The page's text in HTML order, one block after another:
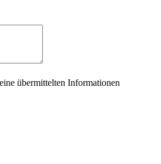
übermittelten Informationen